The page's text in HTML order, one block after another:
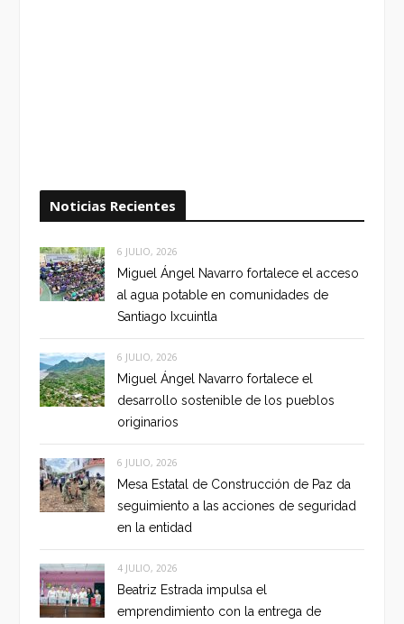
Noticias Recientes
6 JULIO, 2026
Miguel Ángel Navarro fortalece el acceso
al agua potable en comunidades de
Santiago Ixcuintla
6 JULIO, 2026
Miguel Ángel Navarro fortalece el
desarrollo sostenible de los pueblos
originarios
6 JULIO, 2026
Mesa Estatal de Construcción de Paz da
seguimiento a las acciones de seguridad
en la entidad
4 JULIO, 2026
Beatriz Estrada impulsa el
emprendimiento con la entrega de